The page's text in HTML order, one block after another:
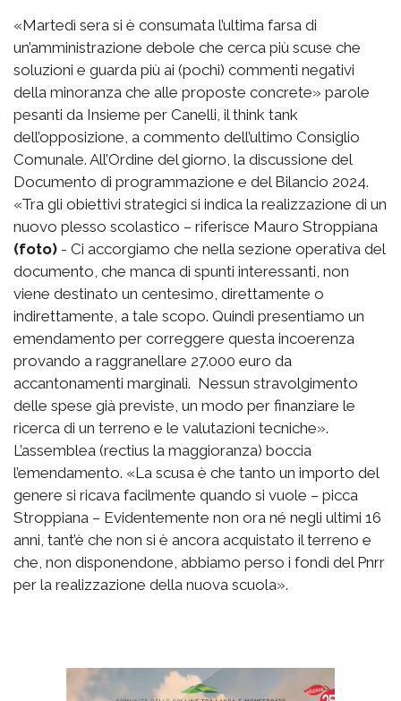
«Martedì sera si è consumata l’ultima farsa di
un’amministrazione debole che cerca più scuse che
soluzioni e guarda più ai (pochi) commenti negativi
della minoranza che alle proposte concrete» parole
pesanti da Insieme per Canelli, il think tank
dell’opposizione, a commento dell’ultimo Consiglio
Comunale. All’Ordine del giorno, la discussione del
Documento di programmazione e del Bilancio 2024.
«Tra gli obiettivi strategici si indica la realizzazione di un
nuovo plesso scolastico – riferisce Mauro Stroppiana
(foto) - Ci accorgiamo che nella sezione operativa del
documento, che manca di spunti interessanti, non
viene destinato un centesimo, direttamente o
indirettamente, a tale scopo. Quindi presentiamo un
emendamento per correggere questa incoerenza
provando a raggranellare 27.000 euro da
accantonamenti marginali. Nessun stravolgimento
delle spese già previste, un modo per finanziare le
ricerca di un terreno e le valutazioni tecniche».
L’assemblea (rectius la maggioranza) boccia
l’emendamento. «La scusa è che tanto un importo del
genere si ricava facilmente quando si vuole – picca
Stroppiana – Evidentemente non ora né negli ultimi 16
anni, tant’è che non si è ancora acquistato il terreno e
che, non disponendone, abbiamo perso i fondi del Pnrr
per la realizzazione della nuova scuola».